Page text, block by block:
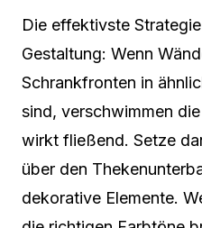
Die effektivste
Gestaltung: Wenn
Schrankfronten in
sind, verschwimmen
wirkt fließend. Setze
über den
dekorative Elemente.